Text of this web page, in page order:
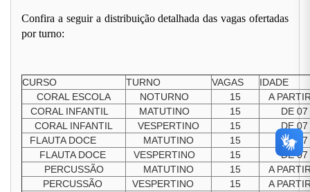
Confira a seguir a distribuição detalhada das vagas ofertadas
por turno:
CURSO TURNO VAGAS
IDADE
CORAL ESCOLA
NOTURNO 15
A
CORAL INFANTIL
MATUTINO 15
DE 07
CORAL INFANTIL
VESPERTINO 15
DE 07
FLAUTA DOCE
MATUTINO 15
DE 07
FLAUTA DOCE
VESPERTINO 15
DE 07
PERCUSSÃO
MATUTINO 15
A
PERCUSSÃO
VESPERTINO 15
A